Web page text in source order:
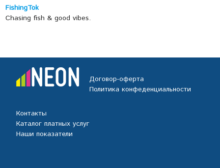
FishingTok
Chasing fish & good vibes.
Договор-оферта
Политика конфеденциальности
Контакты
Каталог платных услуг
Наши показатели